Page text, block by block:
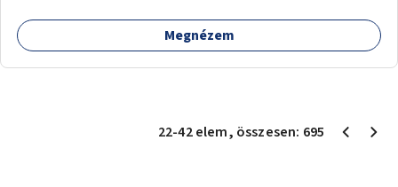
Megnézem
22-42elem, összesen: 695